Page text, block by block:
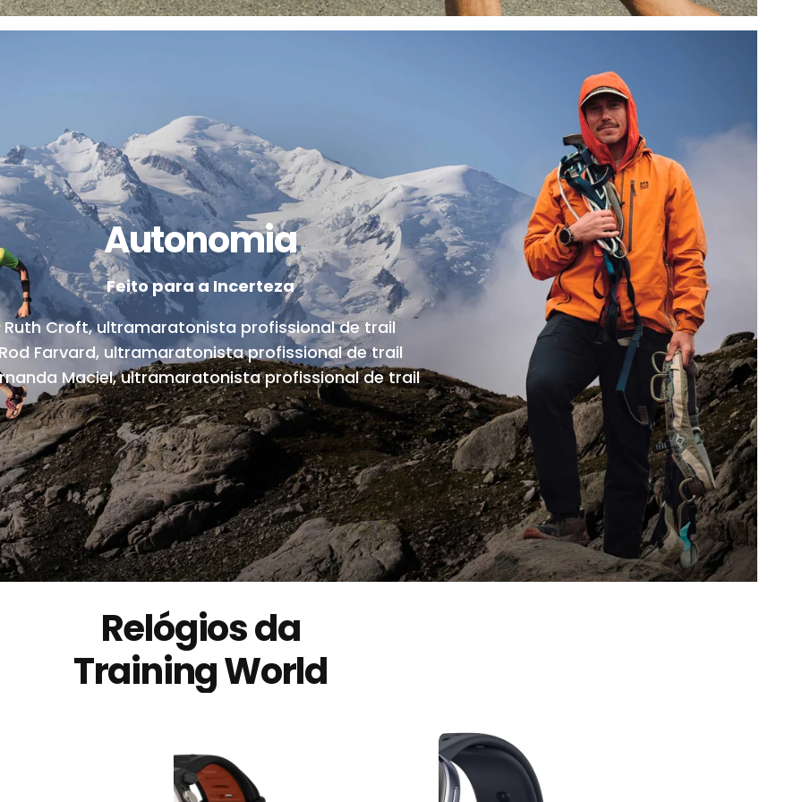
Autonomia
Feito para a Incerteza
Ruth Croft, ultramaratonista profissional de trail
Farvard, ultramaratonista profissional de trail
Maciel, ultramaratonista profissional de trail
Relógios da
Training World